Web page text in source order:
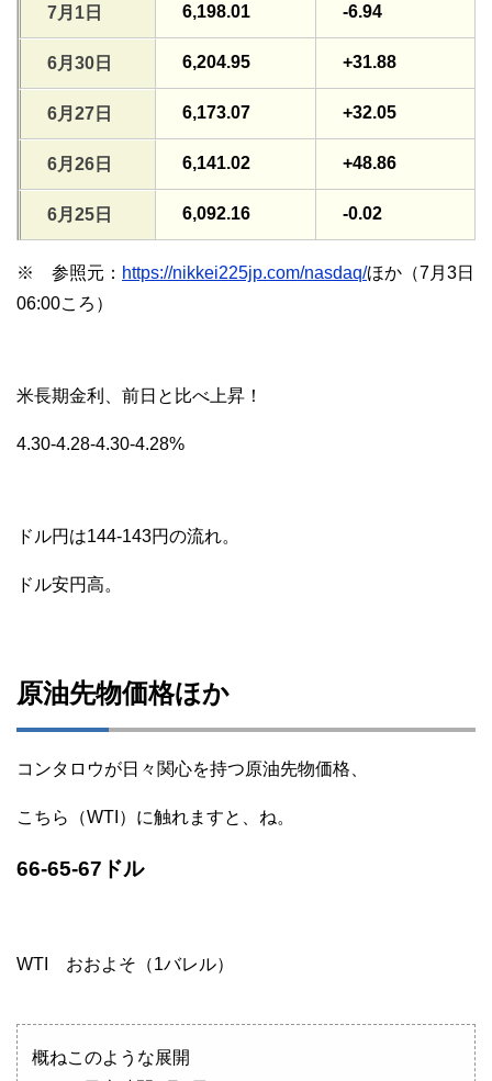
7月1日 6,198.01 -6.94
6月30日 6,204.95 +31.88
6月27日 6,173.07 +32.05
6月26日 6,141.02 +48.86
6月25日 6,092.16 -0.02
※ 参照元： https://nikkei225jp.com/nasdaq/ほか（7月3日
06:00ころ）
米長期金利、前日と比べ上昇！
4.30-4.28-4.30-4.28%
ドル円は144-143円の流れ。
ドル安円高。
原油先物価格ほか
コンタロウが日々関心を持つ原油先物価格、
こちら（WTI）に触れますと、ね。
66-65-67ドル
WTI おおよそ（1バレル）
概ねこのような展開